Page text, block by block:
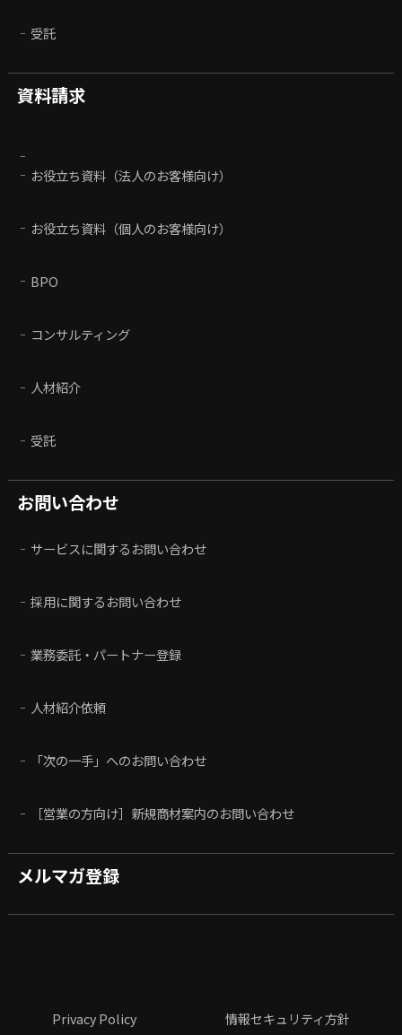
受託
資料請求
お役立ち資料（法人のお客様向け）
お役立ち資料（個人のお客様向け）
BPO
コンサルティング
人材紹介
受託
お問い合わせ
サービスに関するお問い合わせ
採用に関するお問い合わせ
業務委託・パートナー登録
人材紹介依頼
「次の一手」へのお問い合わせ
［営業の方向け］新規商材案内のお問い合わせ
メルマガ登録
Privacy Policy 情報セキュリティ方針